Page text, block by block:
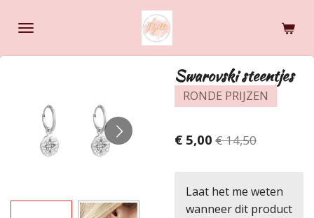
direct
Swarovski steentjes
RONDE PRIJZEN
€ 5,00 € 14,50
Laat het me weten
wanneer dit product